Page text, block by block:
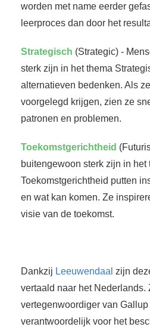
worden met name eerder
leerproces dan door het
Strategisch (Strategic) -
sterk zijn in het thema
alternatieven bedenken. Als
voorgelegd krijgen, zien ze
patronen en problemen.
Toekomstgerichtheid
buitengewoon sterk zijn in het
Toekomstgerichtheid putten
en wat kan komen. Ze
visie van de toekomst.
Dankzij Leeuwendaal zijn
vertaald naar het
vertegenwoordiger van
verantwoordelijk voor het